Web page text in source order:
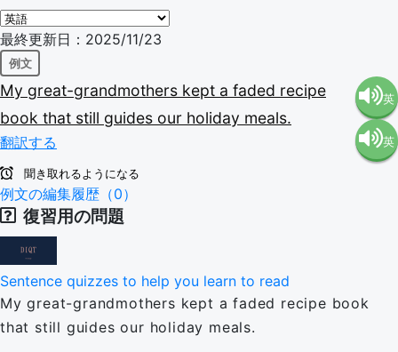
最終更新日：2025/11/23
例文
My great-grandmothers kept a faded recipe
book that still guides our holiday meals.
翻訳する
英
語（米
英
聞き取れるようになる
例文の編集履歴（0）
復習用の問題
Sentence quizzes to help you learn to read
My great-grandmothers kept a faded recipe book
that still guides our holiday meals.